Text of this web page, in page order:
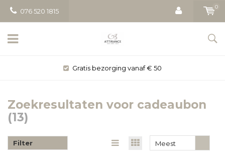
076 520 1815
0
Gratis bezorging vanaf € 50
Zoekresultaten voor cadeaubon
(13)
Filter
Meest